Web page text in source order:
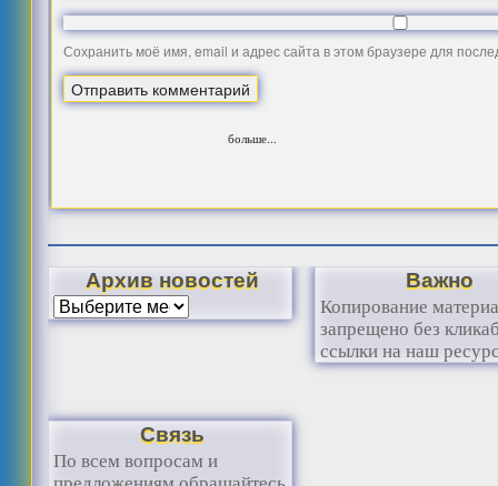
Сохранить моё имя, email и адрес сайта в этом браузере для
больше...
Архив новостей Важно
Копирование
запрещено без
ссылки на наш
Связь
По всем вопросам и